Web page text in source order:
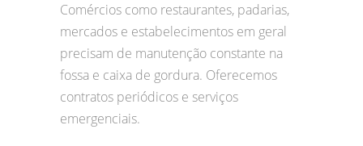
Comércios como restaurantes, padarias,
mercados e estabelecimentos em geral
precisam de manutenção constante na
fossa e caixa de gordura. Oferecemos
contratos periódicos e serviços
emergenciais.